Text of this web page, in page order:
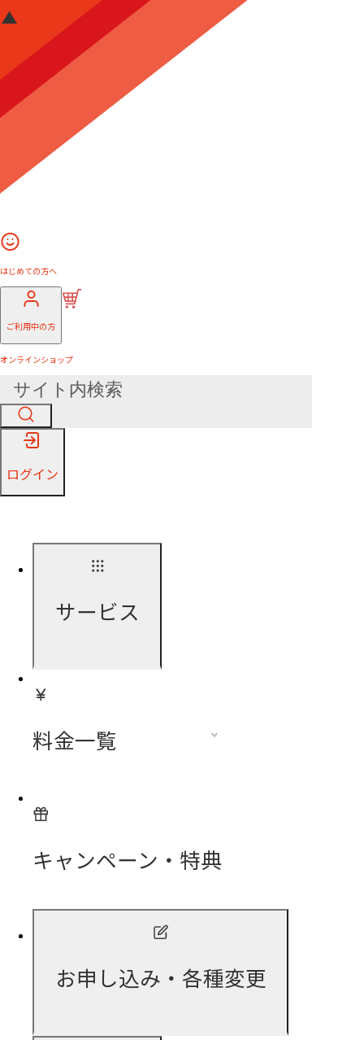
はじめての方へ
ご利用中の方
オンラインショップ
ログイン
サービス
料金一覧
キャンペーン・特典
お申し込み・各種変更